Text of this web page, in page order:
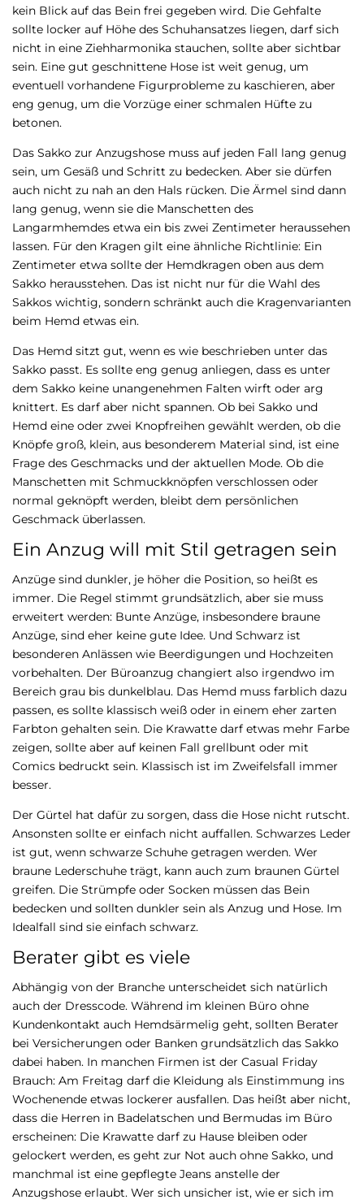
kein Blick auf das Bein frei gegeben wird. Die Gehfalte
sollte locker auf Höhe des Schuhansatzes liegen, darf sich
nicht in eine Ziehharmonika stauchen, sollte aber sichtbar
sein. Eine gut geschnittene Hose ist weit genug, um
eventuell vorhandene Figurprobleme zu kaschieren, aber
eng genug, um die Vorzüge einer schmalen Hüfte zu
betonen.
Das Sakko zur Anzugshose muss auf jeden Fall lang genug
sein, um Gesäß und Schritt zu bedecken. Aber sie dürfen
auch nicht zu nah an den Hals rücken. Die Ärmel sind dann
lang genug, wenn sie die Manschetten des
Langarmhemdes etwa ein bis zwei Zentimeter heraussehen
lassen. Für den Kragen gilt eine ähnliche Richtlinie: Ein
Zentimeter etwa sollte der Hemdkragen oben aus dem
Sakko herausstehen. Das ist nicht nur für die Wahl des
Sakkos wichtig, sondern schränkt auch die Kragenvarianten
beim Hemd etwas ein.
Das Hemd sitzt gut, wenn es wie beschrieben unter das
Sakko passt. Es sollte eng genug anliegen, dass es unter
dem Sakko keine unangenehmen Falten wirft oder arg
knittert. Es darf aber nicht spannen. Ob bei Sakko und
Hemd eine oder zwei Knopfreihen gewählt werden, ob die
Knöpfe groß, klein, aus besonderem Material sind, ist eine
Frage des Geschmacks und der aktuellen Mode. Ob die
Manschetten mit Schmuckknöpfen verschlossen oder
normal geknöpft werden, bleibt dem persönlichen
Geschmack überlassen.
Ein Anzug will mit Stil getragen sein
Anzüge sind dunkler, je höher die Position, so heißt es
immer. Die Regel stimmt grundsätzlich, aber sie muss
erweitert werden: Bunte Anzüge, insbesondere braune
Anzüge, sind eher keine gute Idee. Und Schwarz ist
besonderen Anlässen wie Beerdigungen und Hochzeiten
vorbehalten. Der Büroanzug changiert also irgendwo im
Bereich grau bis dunkelblau. Das Hemd muss farblich dazu
passen, es sollte klassisch weiß oder in einem eher zarten
Farbton gehalten sein. Die Krawatte darf etwas mehr Farbe
zeigen, sollte aber auf keinen Fall grellbunt oder mit
Comics bedruckt sein. Klassisch ist im Zweifelsfall immer
besser.
Der Gürtel hat dafür zu sorgen, dass die Hose nicht rutscht.
Ansonsten sollte er einfach nicht auffallen. Schwarzes Leder
ist gut, wenn schwarze Schuhe getragen werden. Wer
braune Lederschuhe trägt, kann auch zum braunen Gürtel
greifen. Die Strümpfe oder Socken müssen das Bein
bedecken und sollten dunkler sein als Anzug und Hose. Im
Idealfall sind sie einfach schwarz.
Berater gibt es viele
Abhängig von der Branche unterscheidet sich natürlich
auch der Dresscode. Während im kleinen Büro ohne
Kundenkontakt auch Hemdsärmelig geht, sollten Berater
bei Versicherungen oder Banken grundsätzlich das Sakko
dabei haben. In manchen Firmen ist der Casual Friday
Brauch: Am Freitag darf die Kleidung als Einstimmung ins
Wochenende etwas lockerer ausfallen. Das heißt aber nicht,
dass die Herren in Badelatschen und Bermudas im Büro
erscheinen: Die Krawatte darf zu Hause bleiben oder
gelockert werden, es geht zur Not auch ohne Sakko, und
manchmal ist eine gepflegte Jeans anstelle der
Anzugshose erlaubt. Wer sich unsicher ist, wie er sich im